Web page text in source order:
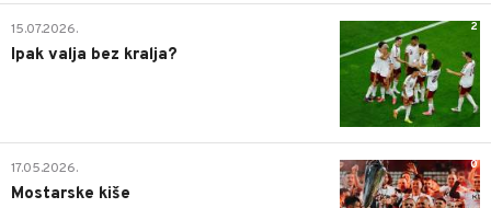
2
15.07.2026.
Ipak valja bez kralja?
0
17.05.2026.
Mostarske kiše